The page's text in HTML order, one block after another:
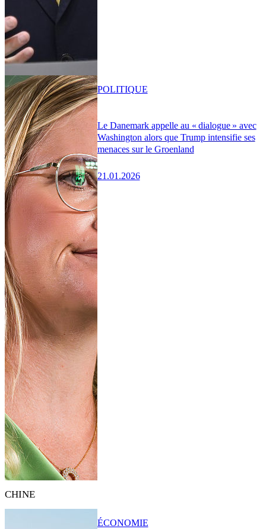
Le Danemark appelle au « dialogue » avec
Washington alors que Trump intensifie ses
menaces sur le Groenland
21.01.2026
POLITIQUE
CHINE
ÉCONOMIE